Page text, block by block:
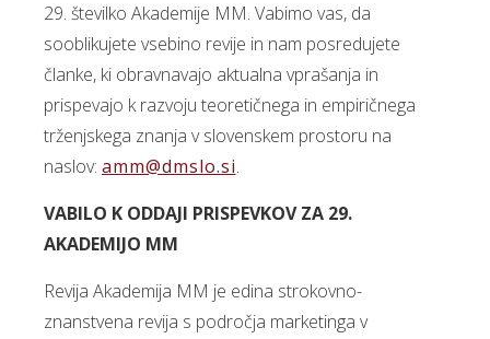
29. številko Akademije MM. Vabimo vas, da
sooblikujete vsebino revije in nam posredujete
članke, ki obravnavajo aktualna vprašanja in
prispevajo k razvoju teoretičnega in empiričnega
trženjskega znanja v slovenskem prostoru na
naslov: amm@dmslo.si.
VABILO K ODDAJI PRISPEVKOV ZA 29.
AKADEMIJO MM
Revija Akademija MM je edina strokovno-
znanstvena revija s področja marketinga v